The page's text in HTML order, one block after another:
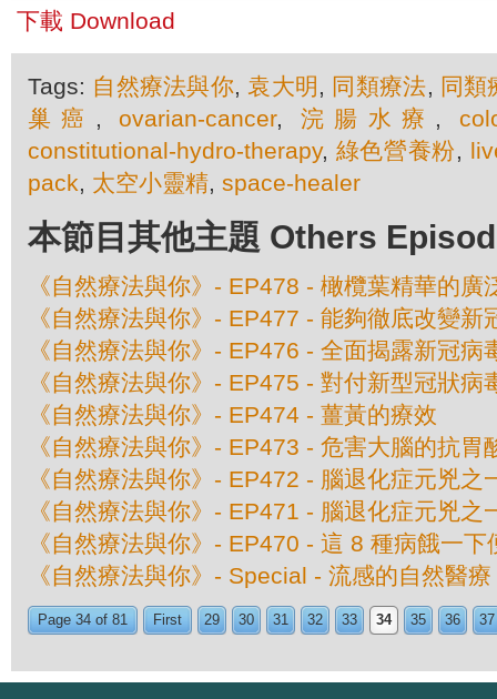
下載 Download
Tags: 自然療法與你,袁大明 , 同類療法, 同類
巢癌 ,ovarian-cancer, 浣腸水療 ,
constitutional-hydro-therapy, 綠色營養粉,
pack, 太空小靈精, space-healer
本節目其他主題 Others
《自然療法與你》- EP478 - 橄欖葉精華的廣
《自然療法與你》- EP477 - 能夠徹底改變
《自然療法與你》- EP476 - 全面揭露新冠
《自然療法與你》- EP475 - 對付新型冠狀病
《自然療法與你》- EP474 - 薑黃的療效
《自然療法與你》- EP473 - 危害大腦的抗胃
《自然療法與你》- EP472 - 腦退化症元兇之
《自然療法與你》- EP471 - 腦退化症元兇之
《自然療法與你》- EP470 - 這 8 種病餓一下
《自然療法與你》- Special - 流感的自然醫療
Page 34 of 81 First 29 30 31 32 33 34 35 36 37